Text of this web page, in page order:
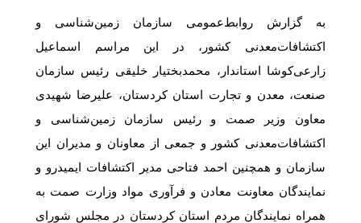
به گزارش روابط‌عمومی سازمان زمین‌شناسی و
اکتشافات‌معدنی کشور، در این مراسم اسماعیل
زارعی‌کوشا استاندار، محمدبختیار خلیقی رئیس سازمان
صنعت، معدن و تجارت استان کردستان، علیرضا شهیدی
معاون وزیر صمت و رئیس سازمان زمین‌شناسی و
اکتشافات‌معدنی کشور و جمعی از معاونان و مدیران این
سازمان و همچنین احمد فتاحی مدیر اکتشافات ایمیدرو و
نمایندگان معاونت معادن و فرآوری مواد وزارت صمت به
همراه نمایندگان مردم استان کردستان در مجلس شورای